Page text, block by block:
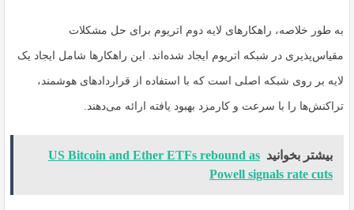
به طور خلاصه، راهکارهای لایه دوم اتریوم برای حل مشکلات
مقیاس‌پذیری در شبکه اتریوم ایجاد شده‌اند. این راهکارها شامل ایجاد یک
لایه بر روی شبکه اصلی است که با استفاده از قراردادهای هوشمند،
تراکنش‌ها را با سرعت و کارمزد بهبود یافته ارائه می‌دهند.
بیشتر بخوانید US Bitcoin and Ether ETFs rebound as
Powell signals rate cuts